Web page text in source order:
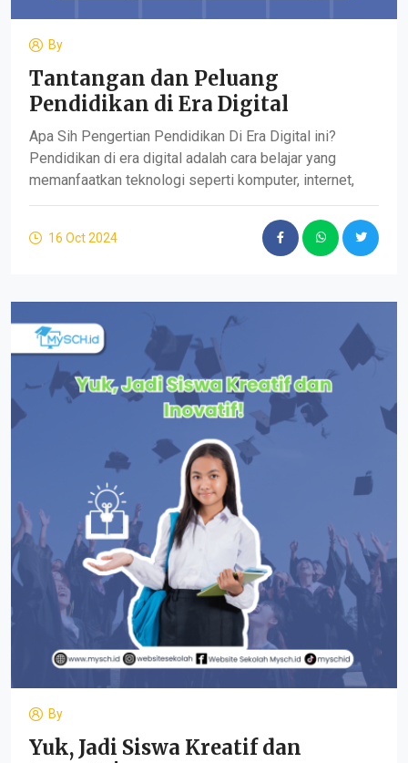
By
Tantangan dan Peluang
Pendidikan di Era Digital
Apa Sih Pengertian Pendidikan Di Era Digital ini?
Pendidikan di era digital adalah cara belajar yang
memanfaatkan teknologi seperti komputer, internet,
16 Oct 2024
By
Yuk, Jadi Siswa Kreatif dan